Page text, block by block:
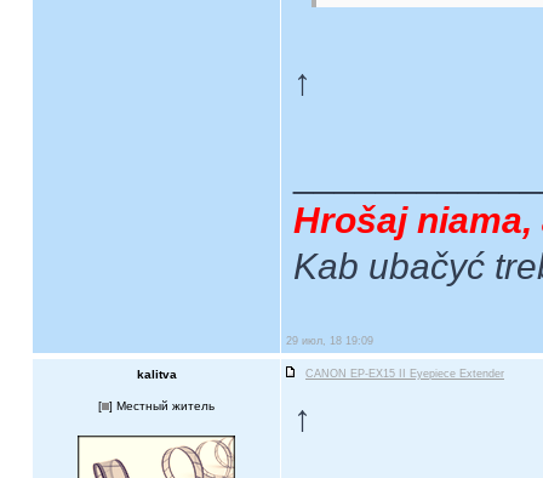
↑
Hrošaj
Kab ubačyć
29 июл, 18 19:09
kalitva CANON EP-EX15 II Eyepiece Extender
[ ] Местный житель ↑